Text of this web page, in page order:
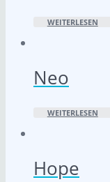
WEITERLESEN
Neo
WEITERLESEN
Hope